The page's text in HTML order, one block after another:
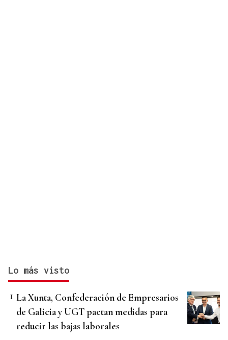
Lo más visto
La Xunta, Confederación de Empresarios
de Galicia y UGT pactan medidas para
reducir las bajas laborales